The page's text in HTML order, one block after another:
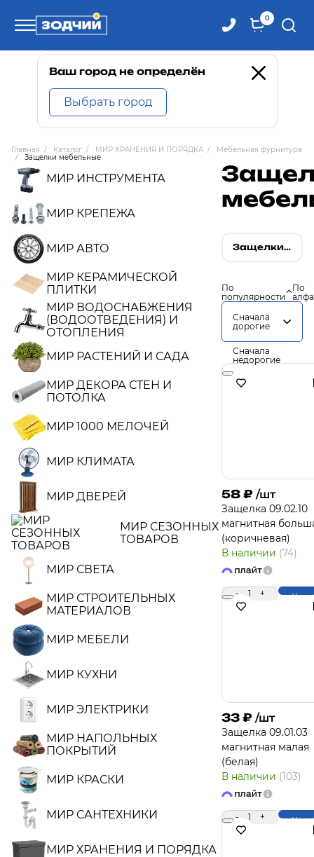
0
Телефоны
8 800 100-71-71
8 (4242) 30-00-27
8 (4242) 30-00-72
Ваш город не определён
Выбрать город
Главная / Каталог / МИР ХРАНЕНИЯ И ПОРЯДКА /
Мебельная фурнитура
/
Защелки мебельные
МИР ИНСТРУМЕНТА
МИР КРЕПЕЖА
МИР АВТО
МИР КЕРАМИЧЕСКОЙ
ПЛИТКИ
МИР ВОДОСНАБЖЕНИЯ
(ВОДООТВЕДЕНИЯ) И
ОТОПЛЕНИЯ
МИР РАСТЕНИЙ И САДА
МИР ДЕКОРА СТЕН И
ПОТОЛКА
МИР 1000 МЕЛОЧЕЙ
МИР КЛИМАТА
МИР ДВЕРЕЙ
МИР СЕЗОННЫХ
ТОВАРОВ
МИР СВЕТА
МИР СТРОИТЕЛЬНЫХ
МАТЕРИАЛОВ
МИР МЕБЕЛИ
МИР КУХНИ
МИР ЭЛЕКТРИКИ
МИР НАПОЛЬНЫХ
ПОКРЫТИЙ
МИР КРАСКИ
МИР САНТЕХНИКИ
МИР ХРАНЕНИЯ И ПОРЯДКА
Защелки дверные мебельные
По
популярности
По
Сначала
дорогие
Сначала
недорогие
58 ₽ /шт
Защелка 09.02.10
магнитная
(коричневая)
В наличии (74)
- 1 +
33 ₽ /шт
Защелка 09.01.03
магнитная малая
(белая)
В наличии (103)
- 1 +